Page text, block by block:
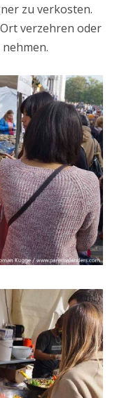
zu verkosten.
verzehren oder